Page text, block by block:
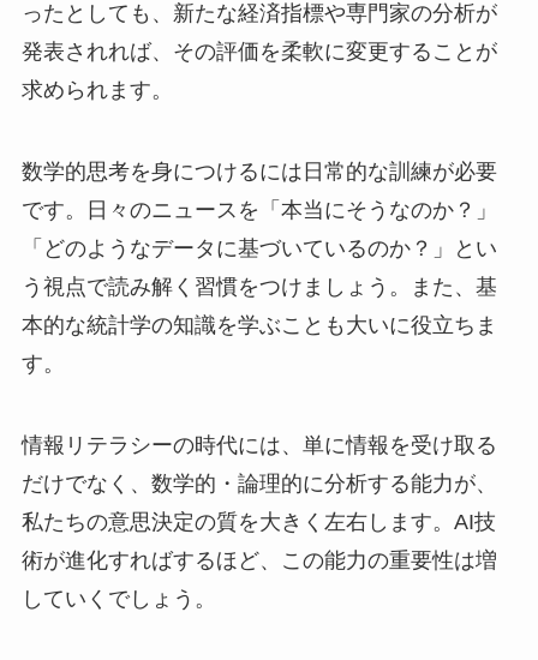
ったとしても、新たな経済指標や専門家の分析が
発表されれば、その評価を柔軟に変更することが
求められます。
数学的思考を身につけるには日常的な訓練が必要
です。日々のニュースを「本当にそうなのか？」
「どのようなデータに基づいているのか？」とい
う視点で読み解く習慣をつけましょう。また、基
本的な統計学の知識を学ぶことも大いに役立ちま
す。
情報リテラシーの時代には、単に情報を受け取る
だけでなく、数学的・論理的に分析する能力が、
私たちの意思決定の質を大きく左右します。AI技
術が進化すればするほど、この能力の重要性は増
していくでしょう。